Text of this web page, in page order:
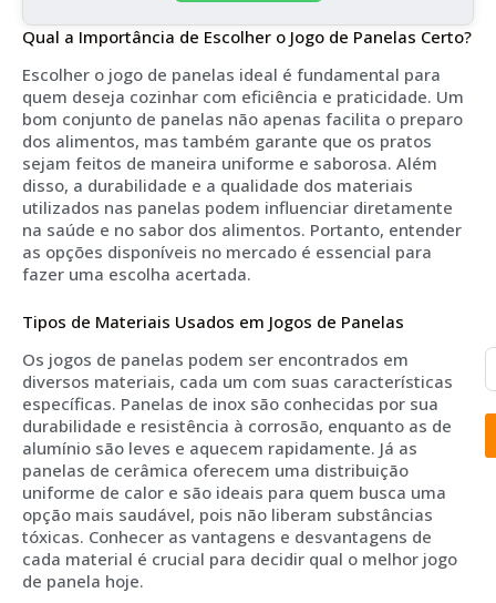
Qual a Importância de Escolher o Jogo de Panelas Certo?
Escolher o jogo de panelas ideal é fundamental para
quem deseja cozinhar com eficiência e praticidade. Um
bom conjunto de panelas não apenas facilita o preparo
dos alimentos, mas também garante que os pratos
sejam feitos de maneira uniforme e saborosa. Além
disso, a durabilidade e a qualidade dos materiais
utilizados nas panelas podem influenciar diretamente
na saúde e no sabor dos alimentos. Portanto, entender
as opções disponíveis no mercado é essencial para
fazer uma escolha acertada.
Tipos de Materiais Usados em Jogos de Panelas
Os jogos de panelas podem ser encontrados em
diversos materiais, cada um com suas características
específicas. Panelas de inox são conhecidas por sua
durabilidade e resistência à corrosão, enquanto as de
alumínio são leves e aquecem rapidamente. Já as
panelas de cerâmica oferecem uma distribuição
uniforme de calor e são ideais para quem busca uma
opção mais saudável, pois não liberam substâncias
tóxicas. Conhecer as vantagens e desvantagens de
cada material é crucial para decidir qual o melhor jogo
de panela hoje.